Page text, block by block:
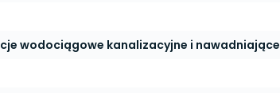
wodociągowe kanalizacyjne i nawadniające